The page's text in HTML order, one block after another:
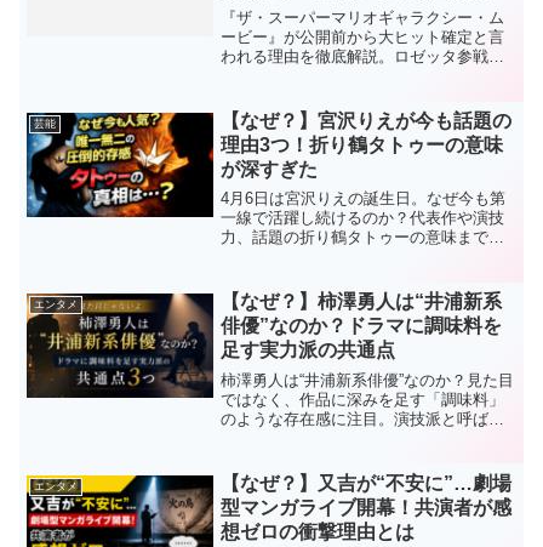
いがヤバい
『ザ・スーパーマリオギャラクシー・ム
ービー』が公開前から大ヒット確定と言
われる理由を徹底解説。ロゼッタ参戦、
ます。
芸能
【なぜ？】宮沢りえが今も話題の
理由3つ！折り鶴タトゥーの意味
が深すぎた
4月6日は宮沢りえの誕生日。なぜ今も第
一線で活躍し続けるのか？代表作や演技
力、話題の折り鶴タトゥーの意味までわ
エンタメ
【なぜ？】柿澤勇人は“井浦新系
俳優”なのか？ドラマに調味料を
足す実力派の共通点
柿澤勇人は“井浦新系俳優”なのか？見た目
ではなく、作品に深みを足す「調味料」
のような存在感に注目。演技派と呼ばれ
エンタメ
【なぜ？】又吉が“不安に”…劇場
型マンガライブ開幕！共演者が感
想ゼロの衝撃理由とは